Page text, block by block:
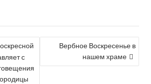
с
Вербное Воскресенье в
нашем храме